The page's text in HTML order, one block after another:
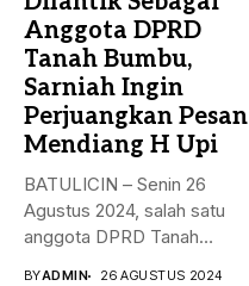
Anggota DPRD
Tanah Bumbu,
Sarniah Ingin
Perjuangkan Pesan
Mendiang H Upi
BATULICIN – Senin 26
Agustus 2024, salah satu
anggota DPRD Tanah
BYADMIN 26 AGUSTUS 2024